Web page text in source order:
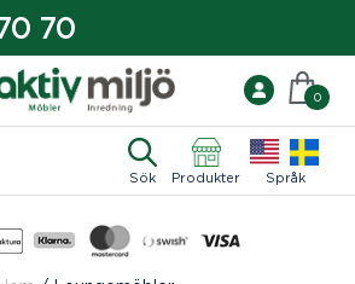
70
Sök Produkter Språk
0